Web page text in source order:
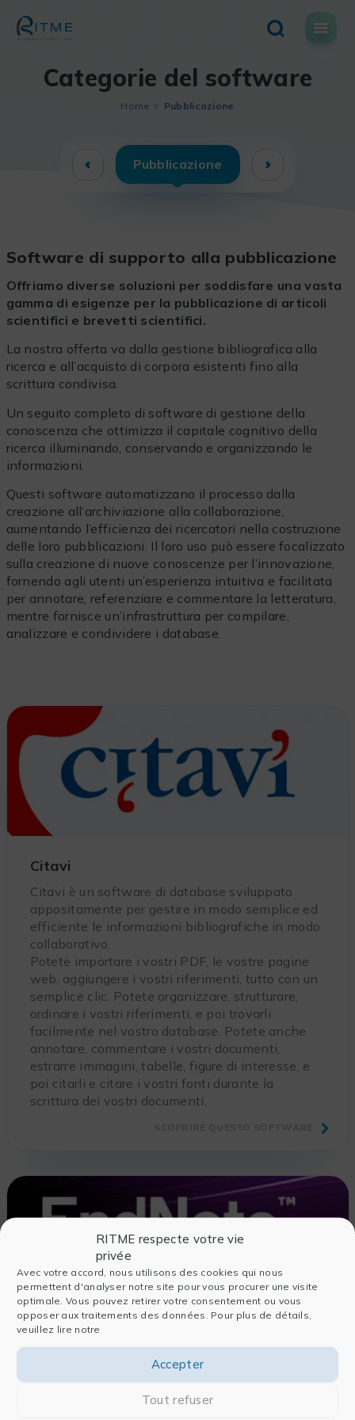
RITME respecte votre vie
privée
Avec votre accord, nous utilisons des cookies qui nous
permettent d'analyser notre site pour vous procurer une visite
optimale. Vous pouvez retirer votre consentement ou vous
opposer aux traitements des données. Pour plus de détails,
veuillez lire notre
Accepter
Tout refuser
content
Categorie del software
Home Pubblicazione
Pubblicazione
Software di supporto alla pubblicazione
Offriamo diverse soluzioni per soddisfare una vasta
gamma di esigenze per la pubblicazione di articoli
scientifici e brevetti scientifici.
La nostra offerta va dalla gestione bibliografica alla
ricerca e all’acquisto di corpora esistenti fino alla
scrittura condivisa.
Un seguito completo di software di gestione della
conoscenza che ottimizza il capitale cognitivo della
ricerca illuminando, conservando e organizzando le
informazioni.
Questi software automatizzano il processo dalla
creazione all’archiviazione alla collaborazione,
aumentando l’efficienza dei ricercatori nella costruzione
delle loro pubblicazioni. Il loro uso può essere focalizzato
sulla creazione di nuove conoscenze per l’innovazione,
fornendo agli utenti un’esperienza intuitiva e facilitata
per annotare, referenziare e commentare la letteratura,
mentre fornisce un’infrastruttura per compilare,
analizzare e condividere i database.
Citavi
Citavi è un software di database sviluppato
appositamente per gestire in modo semplice ed
efficiente le informazioni bibliografiche in modo
collaborativo.
Potete importare i vostri PDF, le vostre pagine
web, aggiungere i vostri riferimenti, tutto con un
semplice clic. Potete organizzare, strutturare,
ordinare i vostri riferimenti, e poi trovarli
facilmente nel vostro database. Potete anche
annotare, commentare i vostri documenti,
estrarre immagini, tabelle, figure di interesse, e
poi citarli e citare i vostri fonti durante la
scrittura dei vostri documenti.
EndNote
Nell’era dell’IA, EndNote 25 semplifica la
progetti. Integrando funzionalità potenti e